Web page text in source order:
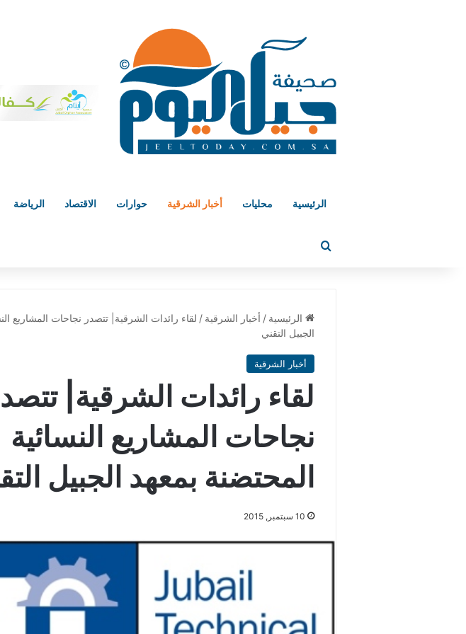
الرئيسية محليات أخبار الشرقية حوارات الاقتصاد الرياضة
الرئيسية / أخبار الشرقية / لقاء رائدات الشرقية| تتصدر نجاحات المشاريع
الجبيل التقني
أخبار الشرقية
لقاء رائدات الشرقية|
نجاحات المشاريع النسائية
المحتضنة بمعهد الجبيل
10 سبتمبر, 2015